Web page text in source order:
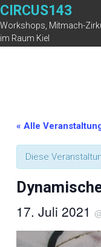
Zum
Inhalt
springen
CIRCUS143
Workshops, Mitmach-
im Raum Kiel
« Alle
Diese
17. Juli 2021